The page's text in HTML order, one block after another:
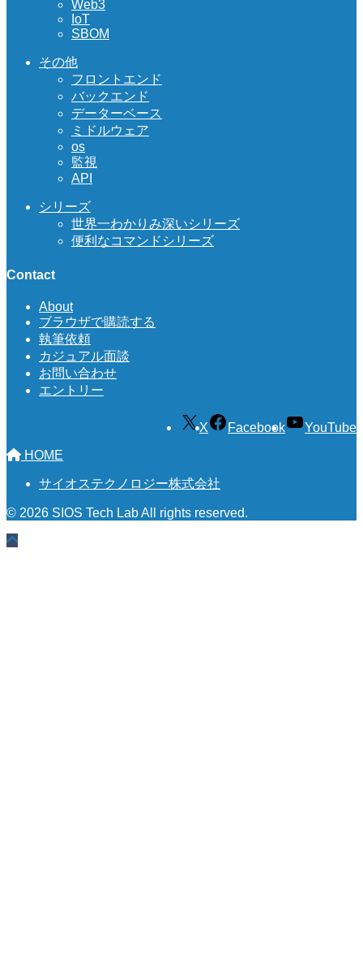
Web3
IoT
SBOM
その他
フロントエンド
バックエンド
データーベース
ミドルウェア
os
監視
API
シリーズ
世界一わかりみ深いシリーズ
便利なコマンドシリーズ
Contact
About
ブラウザで購読する
執筆依頼
カジュアル面談
お問い合わせ
エントリー
X Facebook
YouTube
HOME
サイオステクノロジー株式会社
© 2026 SIOS Tech Lab All rights reserved.